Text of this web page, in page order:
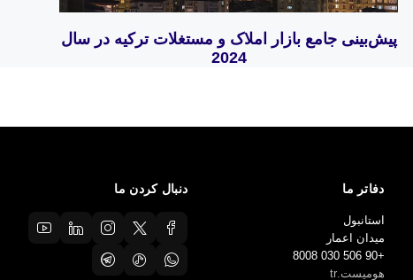
پیش‌بینی جامع بازار املاک و مستغلات ترکیه در سال
2024
دفاتر ما
استانبول
میدان اعمار
+90 506 030 8008
هومیست.tr
دنبال کردن ما